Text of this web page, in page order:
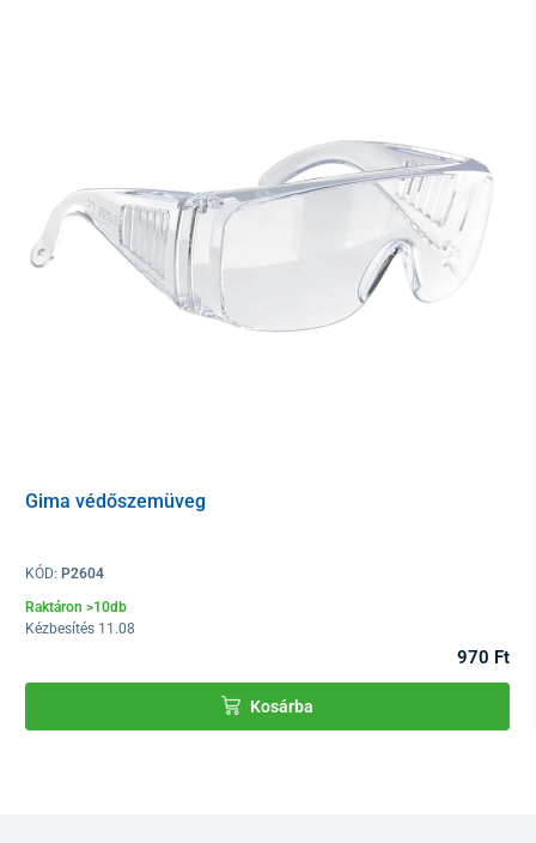
Gima védőszemüveg
KÓD: P2604
Raktáron >10db
Kézbesítés 11.08
970 Ft
Kosárba